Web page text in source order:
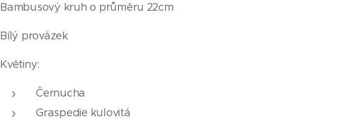
Bambusový kruh o průměru 22cm
Bílý provázek
Květiny:
Černucha
Graspedie kulovitá